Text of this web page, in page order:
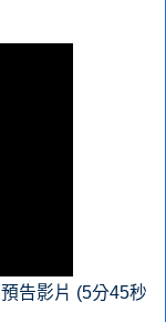
告影片 (5分45秒